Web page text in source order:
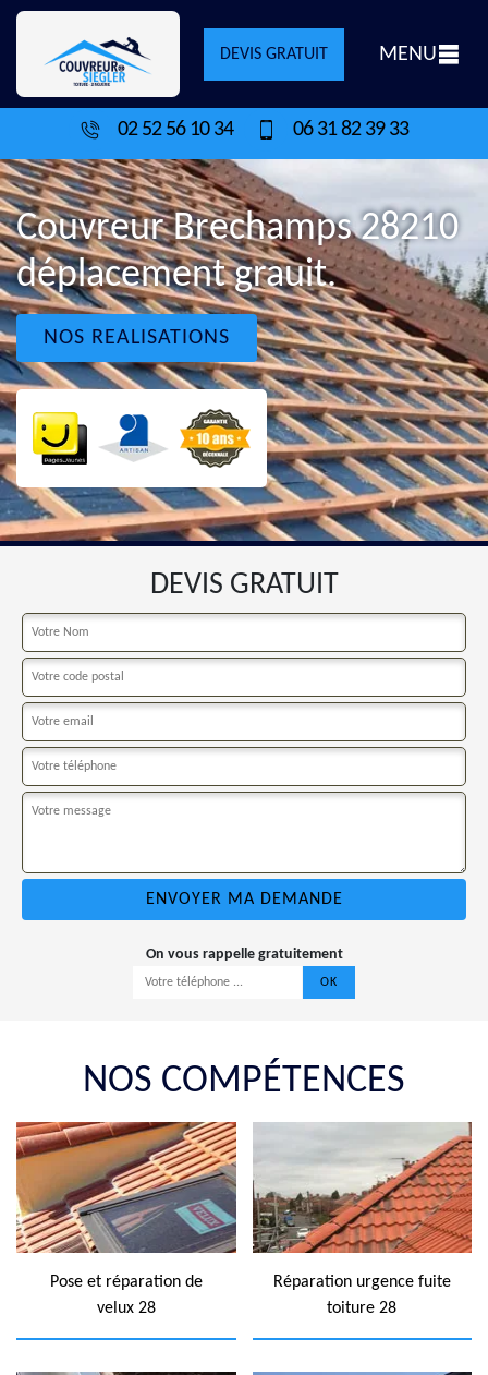
DEVIS GRATUIT MENU
02 52 56 10 34 06 31 82 39 33
Couvreur Brechamps 28210
déplacement grauit.
NOS REALISATIONS
DEVIS GRATUIT
On vous rappelle gratuitement
NOS COMPÉTENCES
Pose et réparation de
velux 28
Réparation urgence fuite
toiture 28